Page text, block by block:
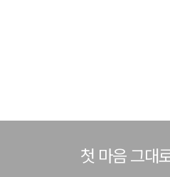
첫 마음 그대